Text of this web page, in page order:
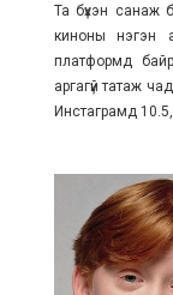
Та бүхэн санаж
киноны нэгэн
платформд
аргагүй татаж
Инстаграмд